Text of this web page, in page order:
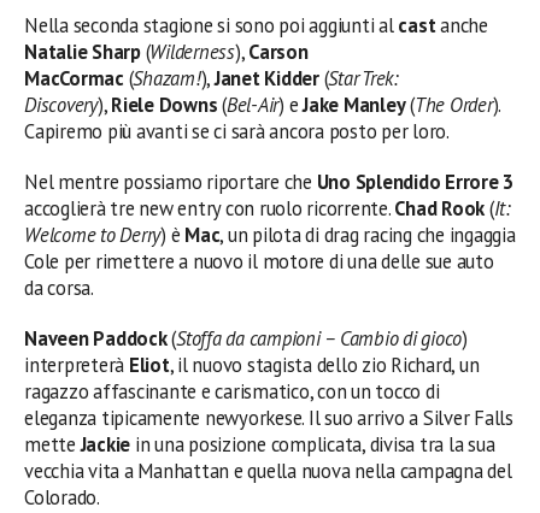
Nella seconda stagione si sono poi aggiunti alcastanche
Natalie Sharp(Wilderness),Carson
MacCormac (Shazam!),Janet Kidder(Star Trek:
Discovery),Riele Downs(Bel-Air) eJake Manley(The Order).
Capiremo più avanti se ci sarà ancora posto per loro.
Nel mentre possiamo riportare che Uno Splendido Errore 3
accoglierà tre new entry con ruolo ricorrente.Chad Rook(It:
Welcome to Derry) è Mac, un pilota di drag racing che ingaggia
Cole per rimettere a nuovo il motore di una delle sue auto
da corsa.
Naveen Paddock(Stoffa da campioni – Cambio di gioco)
interpreterà Eliot, il nuovo stagista dello zio Richard, un
ragazzo affascinante e carismatico, con un tocco di
eleganza tipicamente newyorkese. Il suo arrivo a Silver Falls
metteJackie in una posizione complicata, divisa tra la sua
vecchia vita a Manhattan e quella nuova nella campagna del
Colorado.